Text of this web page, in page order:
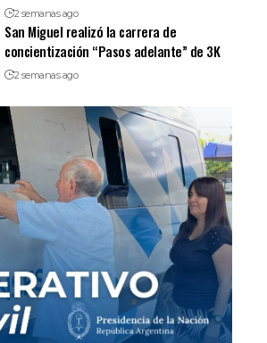
2 semanas ago
San Miguel realizó la carrera de
concientización “Pasos adelante” de 3K
2 semanas ago